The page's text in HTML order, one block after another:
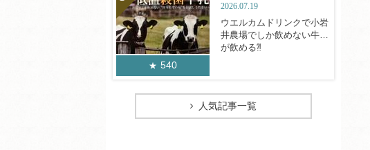
540
2026.07.19
ウエルカムドリンクで小岩
井農場でしか飲めない牛乳
が飲める⁈
人気記事一覧